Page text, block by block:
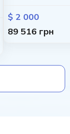
$ 2 000
89 516 грн